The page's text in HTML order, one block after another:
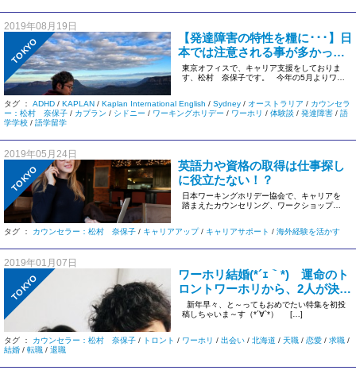
2019年08月19日
TOKYO
【発達障害の特性を糧に･･･】日
本では注意される事が多かった
が、海外では褒められることが
多い！～Shotaroさんのワーキ
東京オフィスで、キャリア支援をしておりま
す、松村 奈保子です。 今年の5月よりワー
タグ ： ADHD / KAPLAN / Kaplan International English / Sydney / オーストラリア / カウンセラ
ー：松村 奈保子 / カプラン / シドニー / ワーキングホリデー / ワーホリ / 体験談 / 発達障害 / 語
学学校 / 語学留学
2019年05月24日
TOKYO
英語力や資格の取得は仕事探し
に役立たない！？
日本ワーキングホリデー協会で、キャリアを
踏まえたカウンセリング、ワークショップを
タグ ： カウンセラー：松村 奈保子 / キャリアアップ/ キャリアサポート / 海外経験を活かす
2019年01月07日
TOKYO
ワーホリ結婚(*´ｪ｀*) 運命のト
ロントワーホリから、2人が決め
た北海道に移住 ～毎日支え
あい、 乗り越え結婚を決意！～
新年早々、と～ってもおめでたい特集を初投
稿しちゃいま～す（*´∀`*） […]
タグ ： カウンセラー：松村 奈保子 / トロント / ワーホリ / 出会い / 北海道 / 天職 / 恋愛 / 求職 /
結婚 / 転職 / 退職